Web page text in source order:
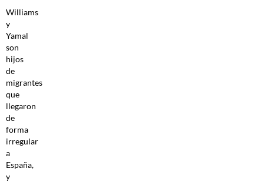
Williams
y
Yamal
son
hijos
de
migrantes
que
llegaron
de
forma
irregular
a
España,
y